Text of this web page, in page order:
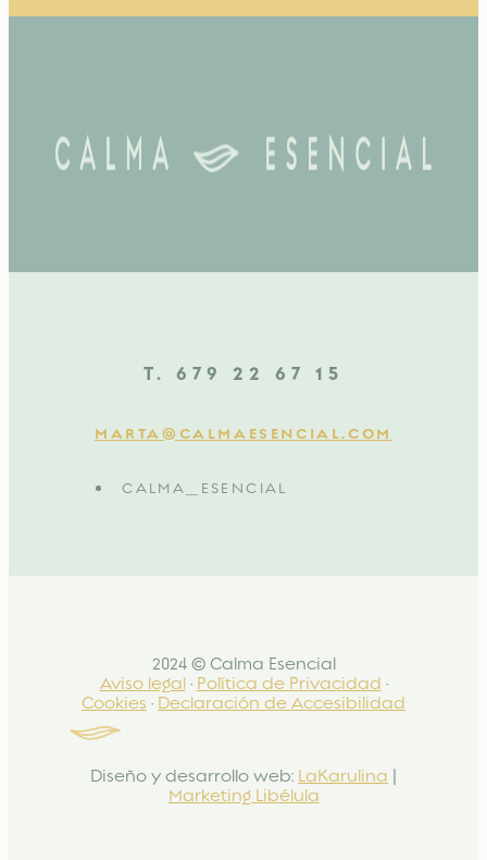
T. 679 22 67 15
MARTA@CALMAESENCIAL.COM
CALMA_ESENCIAL
2024 © Calma Esencial
Aviso legal· Política de Privacidad ·
Cookies · Declaración de Accesibilidad
Diseño y desarrollo web: LaKarulina
Marketing Libélula